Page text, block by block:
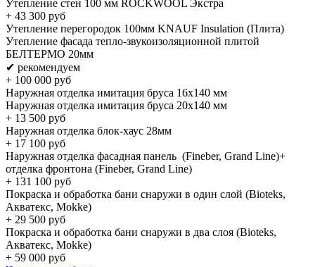
Утепление стен 100 мм ROCKWOOL Экстра
+ 43 300 руб
Утепление перегородок 100мм KNAUF Insulation (Плита)
Утепление фасада тепло-звукоизоляционной плитой
БЕЛТЕРМО 20мм
✔ рекомендуем
+ 100 000 руб
Наружная отделка имитация бруса 16х140 мм
Наружная отделка имитация бруса 20х140 мм
+ 13 500 руб
Наружная отделка блок-хаус 28мм
+ 17 100 руб
Наружная отделка фасадная панель (Fineber, Grand Line)+
отделка фронтона (Fineber, Grand Line)
+ 131 100 руб
Покраска и обработка бани снаружи в один слой (Bioteks,
Акватекс, Mokke)
+ 29 500 руб
Покраска и обработка бани снаружи в два слоя (Bioteks,
Акватекс, Mokke)
+ 59 000 руб